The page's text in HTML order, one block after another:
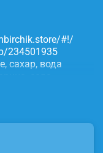
#!/
234501935
сахар, вода
сода,